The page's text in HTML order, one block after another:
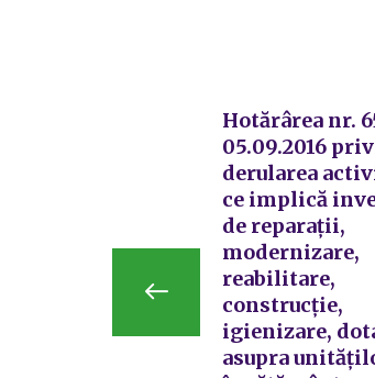
Hotărârea nr.
05.09.2016
derularea
ce implică
de reparații,
modernizare,
reabilitare,
construcție,
igienizare,
asupra